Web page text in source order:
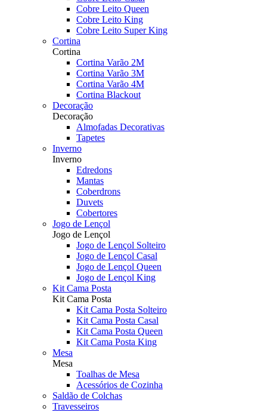
Cobre Leito Queen
Cobre Leito King
Cobre Leito Super King
Cortina
Cortina
Cortina Varão 2M
Cortina Varão 3M
Cortina Varão 4M
Cortina Blackout
Decoração
Decoração
Almofadas Decorativas
Tapetes
Inverno
Inverno
Edredons
Mantas
Coberdrons
Duvets
Cobertores
Jogo de Lençol
Jogo de Lençol
Jogo de Lençol Solteiro
Jogo de Lençol Casal
Jogo de Lençol Queen
Jogo de Lençol King
Kit Cama Posta
Kit Cama Posta
Kit Cama Posta Solteiro
Kit Cama Posta Casal
Kit Cama Posta Queen
Kit Cama Posta King
Mesa
Mesa
Toalhas de Mesa
Acessórios de Cozinha
Saldão de Colchas
Travesseiros